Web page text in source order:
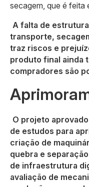
secagem, que é feita
A falta de
transporte,
traz riscos e
produto final ainda
compradores são
O projeto
de estudos para
criação de
quebra e
de infraestrutura
avaliação de